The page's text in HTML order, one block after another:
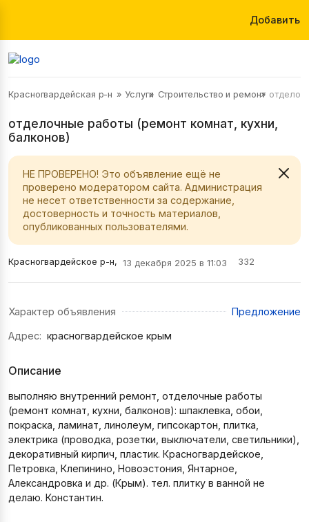
Добавить
Красногвардейская р-н Услуги Строительство и ремонт
отделочные работы (ремонт комнат, кухни,
балконов)
НЕ ПРОВЕРЕНО! Это объявление ещё не
проверено модератором сайта. Администрация
не несет ответственности за содержание,
достоверность и точность материалов,
опубликованных пользователями.
Красногвардейское р-н, 13 декабря 2025 в 11:03 332
Характер объявления Предложение
Адрес: красногвардейское крым
Описание
выполняю внутренний ремонт, отделочные работы
(ремонт комнат, кухни, балконов): шпаклевка, обои,
покраска, ламинат, линолеум, гипсокартон, плитка,
электрика (проводка, розетки, выключатели, светильники),
декоративный кирпич, пластик. Красногвардейское,
Петровка, Клепинино, Новоэстония, Янтарное,
Александровка и др. (Крым). тел. плитку в ванной не
делаю. Константин.